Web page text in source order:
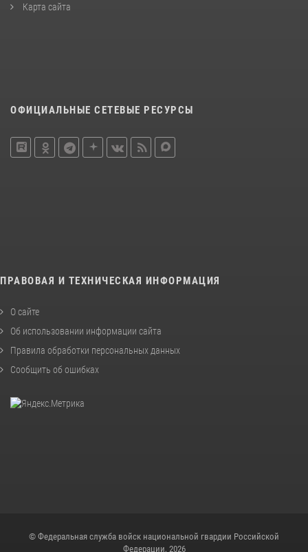
Карта сайта
ОФИЦИАЛЬНЫЕ СЕТЕВЫЕ РЕСУРСЫ
ПРАВОВАЯ И ТЕХНИЧЕСКАЯ ИНФОРМАЦИЯ
О сайте
Об использовании информации сайта
Правила обработки персональных данных
Сообщить об ошибках
© Федеральная служба войск национальной гвардии Российской
Федерации, 2026